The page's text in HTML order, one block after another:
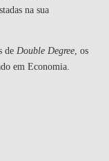
na sua
de Double Degree, os
em Economia.